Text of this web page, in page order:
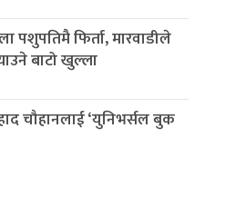
पशुपतिमै फिर्ता, मारवाडीले
बाटो खुल्ला
चौहानलाई ‘युनिभर्सल बुक